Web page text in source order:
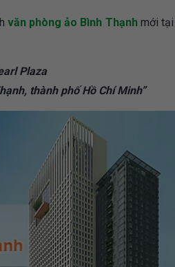
văn phòng ảo Bình Thạnhmới tại
Plaza
thành phố Hồ Chí Minh”